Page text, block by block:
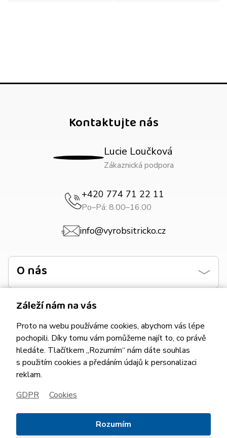
Kontaktujte nás
Lucie Loučková
Zákaznická podpora
+420 774 71 22 11
Po–Pá: 8.00–16.00
info@vyrobsitricko.cz
O nás
Kontaktujte nás
Obchodní podmínky
Zásady ochrany osobních údajů
Doprava
Informace
Návod na praní
Vzorník barev
Vše o nákupu
Záleží nám na vás
Proto na webu používáme cookies, abychom vás lépe
pochopili. Díky tomu vám pomůžeme najít to, co právě
hledáte. Tlačítkem „Rozumím“ nám dáte souhlas
s použitím cookies a předáním údajů k personalizaci
reklam.
GDPR
Cookies
Rozumím